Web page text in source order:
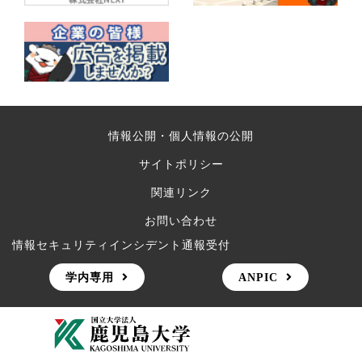
情報公開・個人情報の公開
サイトポリシー
関連リンク
お問い合わせ
情報セキュリティインシデント通報受付
学内専用 ANPIC